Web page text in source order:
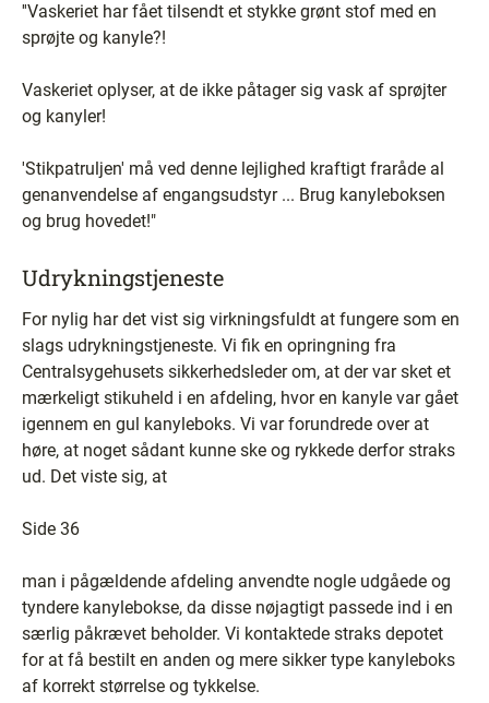
''Vaskeriet har fået tilsendt et stykke grønt stof med en
sprøjte og kanyle?!
Vaskeriet oplyser, at de ikke påtager sig vask af sprøjter
og kanyler!
'Stikpatruljen' må ved denne lejlighed kraftigt fraråde al
genanvendelse af engangsudstyr ... Brug kanyleboksen
og brug hovedet!"
Udrykningstjeneste
For nylig har det vist sig virkningsfuldt at fungere som en
slags udrykningstjeneste. Vi fik en opringning fra
Centralsygehusets sikkerhedsleder om, at der var sket et
mærkeligt stikuheld i en afdeling, hvor en kanyle var gået
igennem en gul kanyleboks. Vi var forundrede over at
høre, at noget sådant kunne ske og rykkede derfor straks
ud. Det viste sig, at
Side 36
man i pågældende afdeling anvendte nogle udgåede og
tyndere kanylebokse, da disse nøjagtigt passede ind i en
særlig påkrævet beholder. Vi kontaktede straks depotet
for at få bestilt en anden og mere sikker type kanyleboks
af korrekt størrelse og tykkelse.